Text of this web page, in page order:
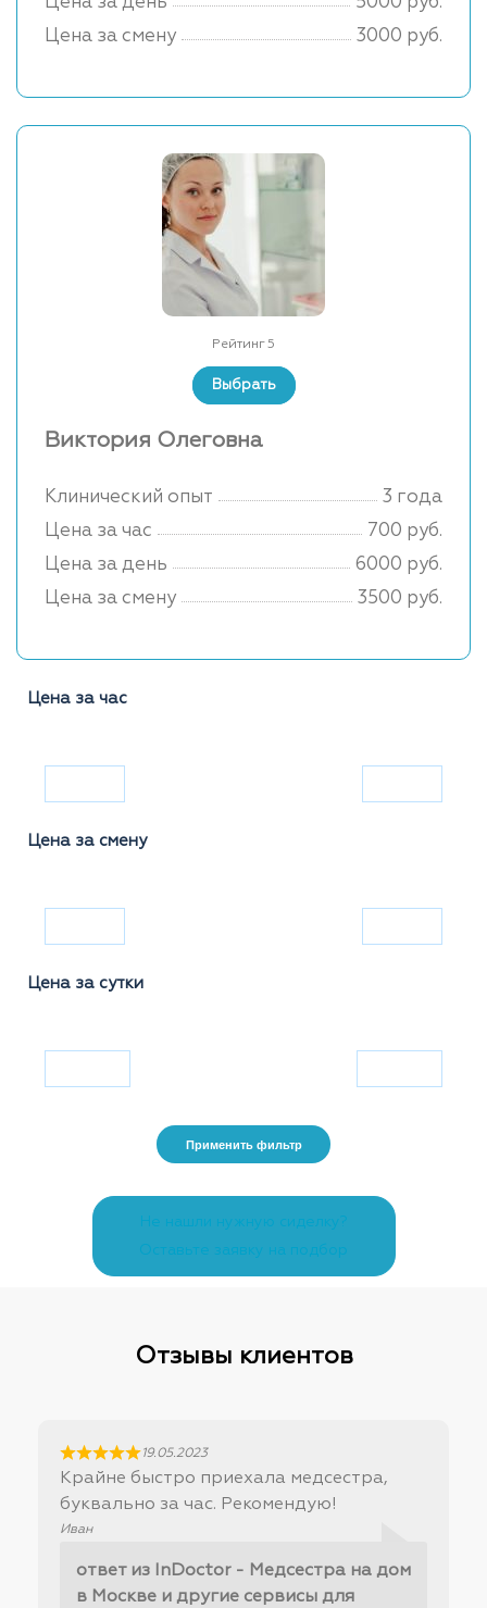
Цена за смену
3000 руб.
Рейтинг 5
Выбрать
Виктория Олеговна
Клинический опыт
3 года
Цена за час
700 руб.
Цена за день
6000 руб.
Цена за смену
3500 руб.
Цена за час
Цена за смену
Цена за сутки
Применить фильтр
Не нашли нужную сиделку?
Оставьте заявку на подбор
Отзывы клиентов
19.05.2023
Крайне быстро приехала медсестра,
буквально за час. Рекомендую!
Иван
ответ из InDoctor - Медсестра на дом
в Москве и другие сервисы для